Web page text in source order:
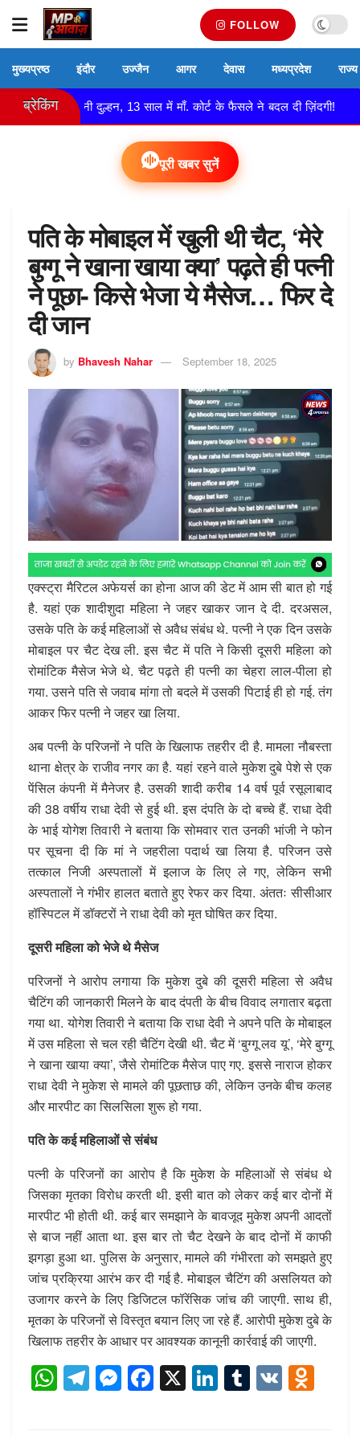
FOLLOW
मुख्यप्रष्ठ इंदौर उज्जैन आगर देवास मध्यप्रदेश राज्य
ब्रेकिंग
बनी दुल्हन, 13 साल में माँ. कोर्ट के फैसले ने बदल दी ज़िंदगी!
पूरी खबर सुनें
पति के मोबाइल में खुली थी चैट, ‘मेरे
बुग्गू ने खाना खाया क्या’ पढ़ते ही पत्नी
ने पूछा- किसे भेजा ये मैसेज… फिर दे
दी जान
by Bhavesh Nahar September 18, 2025
एक्स्ट्रा मैरिटल अफेयर्स का होना आज की डेट में आम सी बात हो गई
है. यहां एक शादीशुदा महिला ने जहर खाकर जान दे दी. दरअसल,
उसके पति के कई महिलाओं से अवैध संबंध थे. पत्नी ने एक दिन उसके
मोबाइल पर चैट देख ली. इस चैट में पति ने किसी दूसरी महिला को
रोमांटिक मैसेज भेजे थे. चैट पढ़ते ही पत्नी का चेहरा लाल-पीला हो
गया. उसने पति से जवाब मांगा तो बदले में उसकी पिटाई ही हो गई. तंग
आकर फिर पत्नी ने जहर खा लिया.
अब पत्नी के परिजनों ने पति के खिलाफ तहरीर दी है. मामला नौबस्ता
थाना क्षेत्र के राजीव नगर का है. यहां रहने वाले मुकेश दुबे पेशे से एक
पेंसिल कंपनी में मैनेजर है. उसकी शादी करीब 14 वर्ष पूर्व रसूलाबाद
की 38 वर्षीय राधा देवी से हुई थी. इस दंपति के दो बच्चे हैं. राधा देवी
के भाई योगेश तिवारी ने बताया कि सोमवार रात उनकी भांजी ने फोन
पर सूचना दी कि मां ने जहरीला पदार्थ खा लिया है. परिजन उसे
तत्काल निजी अस्पतालों में इलाज के लिए ले गए, लेकिन सभी
अस्पतालों ने गंभीर हालत बताते हुए रेफर कर दिया. अंततः सीसीआर
हॉस्पिटल में डॉक्टरों ने राधा देवी को मृत घोषित कर दिया.
दूसरी महिला को भेजे थे मैसेज
परिजनों ने आरोप लगाया कि मुकेश दुबे की दूसरी महिला से अवैध
चैटिंग की जानकारी मिलने के बाद दंपती के बीच विवाद लगातार बढ़ता
गया था. योगेश तिवारी ने बताया कि राधा देवी ने अपने पति के मोबाइल
में उस महिला से चल रही चैटिंग देखी थी. चैट में ‘बुग्गू लव यू’, ‘मेरे बुग्गू
ने खाना खाया क्या’, जैसे रोमांटिक मैसेज पाए गए. इससे नाराज होकर
राधा देवी ने मुकेश से मामले की पूछताछ की, लेकिन उनके बीच कलह
और मारपीट का सिलसिला शुरू हो गया.
पति के कई महिलाओं से संबंध
पत्नी के परिजनों का आरोप है कि मुकेश के महिलाओं से संबंध थे
जिसका मृतका विरोध करती थी. इसी बात को लेकर कई बार दोनों में
मारपीट भी होती थी. कई बार समझाने के बावजूद मुकेश अपनी आदतों
से बाज नहीं आता था. इस बार तो चैट देखने के बाद दोनों में काफी
झगड़ा हुआ था. पुलिस के अनुसार, मामले की गंभीरता को समझते हुए
जांच प्रक्रिया आरंभ कर दी गई है. मोबाइल चैटिंग की असलियत को
उजागर करने के लिए डिजिटल फॉरेंसिक जांच की जाएगी. साथ ही,
मृतका के परिजनों से विस्तृत बयान लिए जा रहे हैं. आरोपी मुकेश दुबे के
खिलाफ तहरीर के आधार पर आवश्यक कानूनी कार्रवाई की जाएगी.
W
h
T
el
M
e
F
a
X Li
n
T
u
V
K